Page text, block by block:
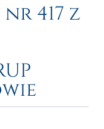
nr 417 z